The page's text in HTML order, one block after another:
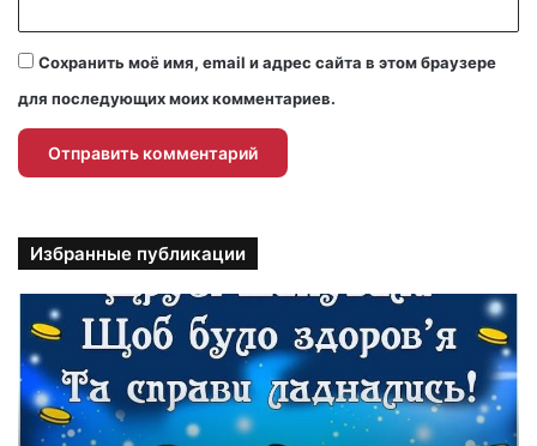
Сохранить моё имя, email и адрес сайта в этом браузере
для последующих моих комментариев.
Избранные публикации
и
к
о